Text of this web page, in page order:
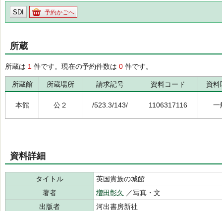
SDI 予約かごへ
所蔵
所蔵は 1 件です。現在の予約件数は 0 件です。
所蔵館 所蔵場所 請求記号 資料コード 資料
本館 公２ /523.3/143/ 1106317116 一
資料詳細
タイトル
英国貴族の城館
著者
増田彰久
／写真・文
出版者
河出書房新社